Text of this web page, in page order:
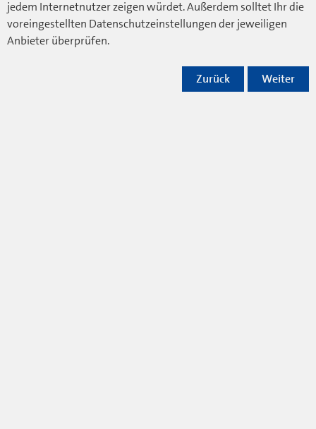
jedem Internetnutzer zeigen würdet. Außerdem solltet Ihr die
voreingestellten Datenschutzeinstellungen der jeweiligen
Anbieter überprüfen.
Weiter
Zurück